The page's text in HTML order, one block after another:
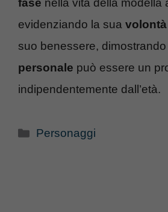
fase nella vita della modella
evidenziando la sua volontà
suo benessere,
personale può essere un
indipendentemente dall’età.
Categorie
Personaggi